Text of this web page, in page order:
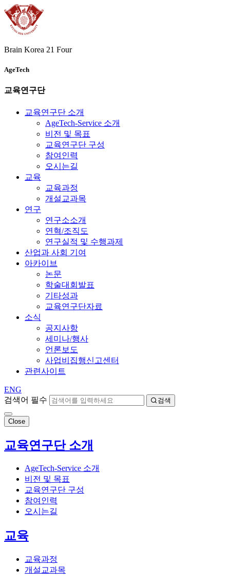
Brain Korea 21 Four
AgeTech
교육연구단
교육연구단 소개
AgeTech-Service 소개
비전 및 목표
교육연구단 구성
참여인력
오시는길
교육
교육과정
개설교과목
연구
연구소소개
연혁/조직도
연구실적 및 수행과제
산업과 사회 기여
아카이브
논문
학술대회발표
기타성과
교육연구단자료
소식
공지사항
세미나/행사
언론보도
사업비집행신고센터
관련사이트
ENG
검색어 필수
검색
Close
교육연구단 소개
AgeTech-Service 소개
비전 및 목표
교육연구단 구성
참여인력
오시는길
교육
교육과정
개설교과목